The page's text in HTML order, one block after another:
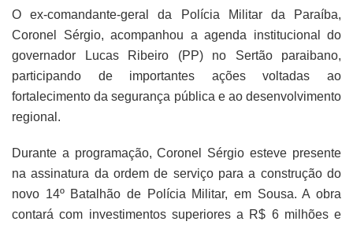
O ex-comandante-geral da Polícia Militar da Paraíba,
Coronel Sérgio, acompanhou a agenda institucional do
governador Lucas Ribeiro (PP) no Sertão paraibano,
participando de importantes ações voltadas ao
fortalecimento da segurança pública e ao desenvolvimento
regional.
Durante a programação, Coronel Sérgio esteve presente
na assinatura da ordem de serviço para a construção do
novo 14º Batalhão de Polícia Militar, em Sousa. A obra
contará com investimentos superiores a R$ 6 milhões e